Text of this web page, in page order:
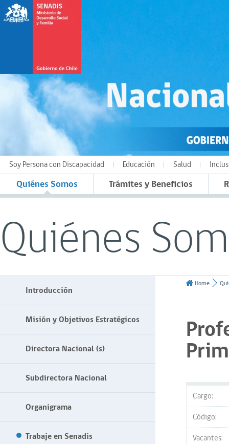
Soy Persona con Discapacidad Educación Salud
Quiénes Somos Trámites y Beneficios
Quiénes
Introducción
Misión y Objetivos Estratégicos
Directora Nacional (s)
Subdirectora Nacional
Organigrama
Trabaje en Senadis
Home
Cargo:
Código:
Vacantes: